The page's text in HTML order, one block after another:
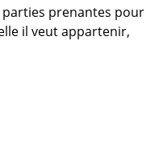
prenantes pour
il veut appartenir,